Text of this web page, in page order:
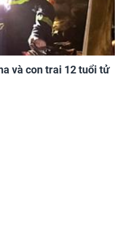
và con trai 12 tuổi tử